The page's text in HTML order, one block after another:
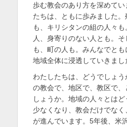
歩む教会のあり方を深めて
たちは、ともに歩みました
も、キリシタンの組の人々
人、身寄りのない人とも。
も、町の人も。みんなでと
地域全体に浸透していきまし
わたしたちは、どうでしょ
の教会で、地区で、教区で
しょうか。地域の人々とは
少なくなり、教会だけでな
が進んでいます。5年後、米